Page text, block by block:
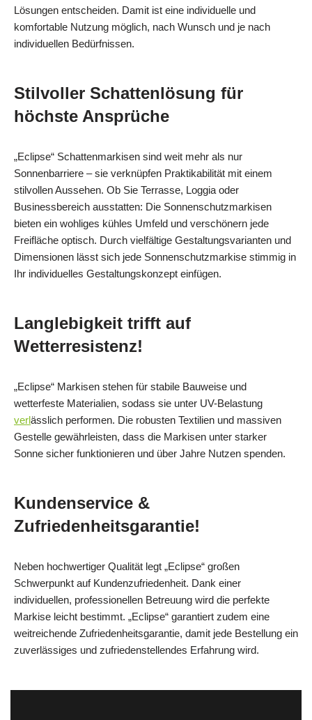
Lösungen entscheiden. Damit ist eine individuelle und
komfortable Nutzung möglich, nach Wunsch und je nach
individuellen Bedürfnissen.
Stilvoller Schattenlösung für
höchste Ansprüche
„Eclipse“ Schattenmarkisen sind weit mehr als nur
Sonnenbarriere – sie verknüpfen Praktikabilität mit einem
stilvollen Aussehen. Ob Sie Terrasse, Loggia oder
Businessbereich ausstatten: Die Sonnenschutzmarkisen
bieten ein wohliges kühles Umfeld und verschönern jede
Freifläche optisch. Durch vielfältige Gestaltungsvarianten und
Dimensionen lässt sich jede Sonnenschutzmarkise stimmig in
Ihr individuelles Gestaltungskonzept einfügen.
Langlebigkeit trifft auf
Wetterresistenz!
„Eclipse“ Markisen stehen für stabile Bauweise und
wetterfeste Materialien, sodass sie unter UV-Belastung
verlässlich performen. Die robusten Textilien und massiven
Gestelle gewährleisten, dass die Markisen unter starker
Sonne sicher funktionieren und über Jahre Nutzen spenden.
Kundenservice &
Zufriedenheitsgarantie!
Neben hochwertiger Qualität legt „Eclipse“ großen
Schwerpunkt auf Kundenzufriedenheit. Dank einer
individuellen, professionellen Betreuung wird die perfekte
Markise leicht bestimmt. „Eclipse“ garantiert zudem eine
weitreichende Zufriedenheitsgarantie, damit jede Bestellung ein
zuverlässiges und zufriedenstellendes Erfahrung wird.